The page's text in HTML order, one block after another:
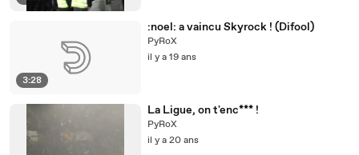
3:28
:noel: a vaincu Skyrock ! (Difool)
PyRoX
il y a 19 ans
La Ligue, on t'enc*** !
PyRoX
il y a 20 ans